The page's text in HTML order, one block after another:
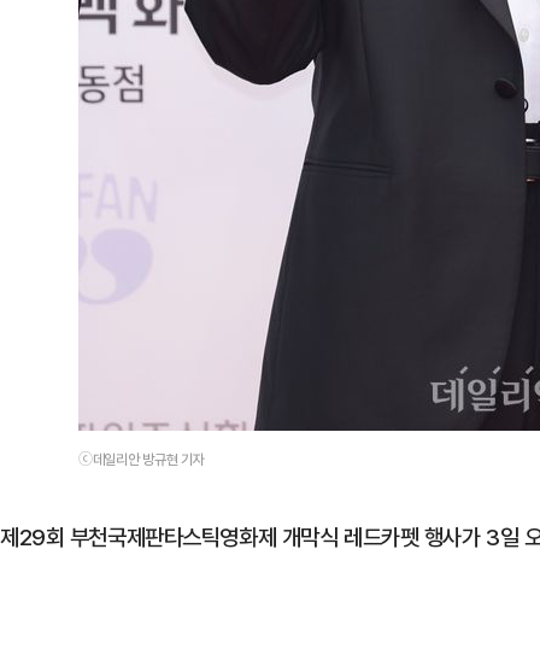
ⓒ데일리안 방규현 기자
제29회 부천국제판타스틱영화제 개막식 레드카펫 행사가 3일